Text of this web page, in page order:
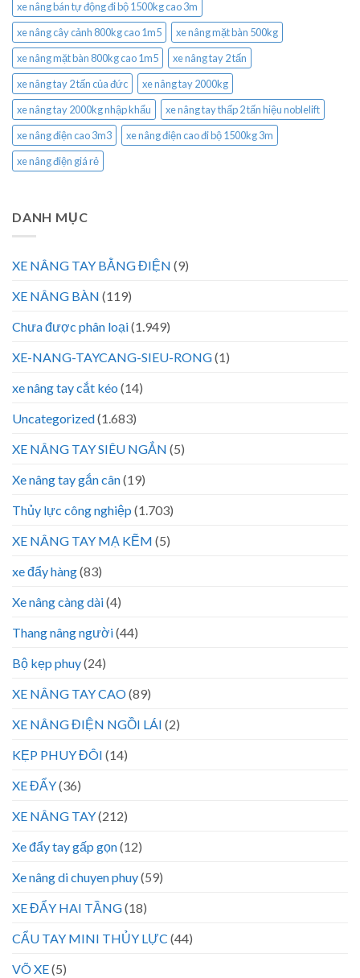
xe nâng bán tự động đi bộ 1500kg cao 3m
xe nâng cây cảnh 800kg cao 1m5
xe nâng mặt bàn 500kg
xe nâng mặt bàn 800kg cao 1m5
xe nâng tay 2 tấn
xe nâng tay 2 tấn của đức
xe nâng tay 2000kg
xe nâng tay 2000kg nhập khẩu
xe nâng tay thấp 2 tấn hiệu noblelift
xe nâng điện cao 3m3
xe nâng điện cao đi bộ 1500kg 3m
xe nâng điện giá rẻ
DANH MỤC
XE NÂNG TAY BẰNG ĐIỆN (9)
XE NÂNG BÀN (119)
Chưa được phân loại(1.949)
XE-NANG-TAYCANG-SIEU-RONG(1)
xe nâng tay cắt kéo (14)
Uncategorized(1.683)
XE NÂNG TAY SIÊU NGẮN (5)
Xe nâng tay gắn cân(19)
Thủy lực công nghiệp (1.703)
XE NÂNG TAY MẠ KẼM (5)
xe đẩy hàng(83)
Xe nâng càng dài(4)
Thang nâng người(44)
Bộ kẹp phuy(24)
XE NÂNG TAY CAO(89)
XE NÂNG ĐIỆN NGỒI LÁI (2)
KẸP PHUY ĐÔI (14)
XE ĐẨY(36)
XE NÂNG TAY(212)
Xe đẩy tay gấp gọn(12)
Xe nâng di chuyen phuy(59)
XE ĐẨY HAI TẦNG(18)
CẨU TAY MINI THỦY LỰC (44)
VÕ XE(5)